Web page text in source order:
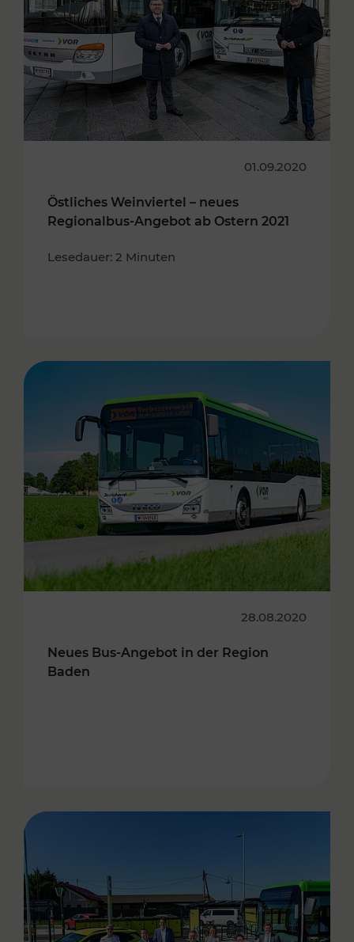
01.09.2020
Östliches Weinviertel – neues
Regionalbus-Angebot ab Ostern 2021
Lesedauer: 2 Minuten
28.08.2020
Neues Bus-Angebot in der Region
Baden